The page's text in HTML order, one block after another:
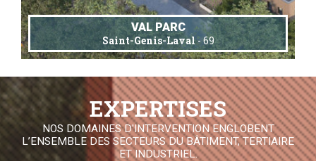
VAL PARC
Saint-Genis-Laval- 69
EXPERTISES
NOS DOMAINES D'INTERVENTION ENGLOBENT
L’ENSEMBLE DES SECTEURS DU BÂTIMENT, TERTIAIRE
ET INDUSTRIEL.